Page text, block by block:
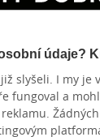
údaje?
slyšeli. I my je
fungoval a